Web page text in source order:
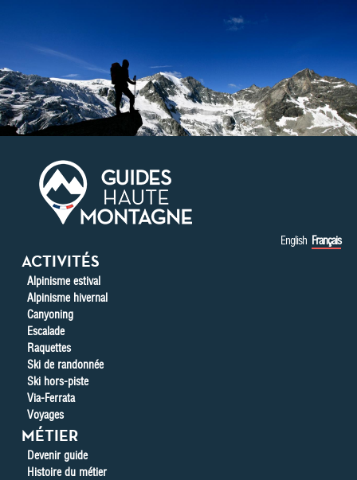
English Français
ACTIVITÉS
Alpinisme estival
Alpinisme hivernal
Canyoning
Escalade
Raquettes
Ski de randonnée
Ski hors-piste
Via-Ferrata
Voyages
MÉTIER
Devenir guide
Histoire du métier